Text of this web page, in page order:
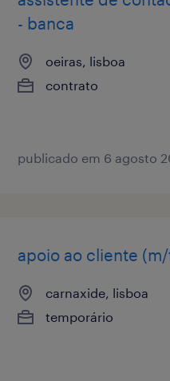
- banca
oeiras, lisboa
contrato
publicado em 6 agosto
apoio ao cliente
carnaxide, lisboa
temporário